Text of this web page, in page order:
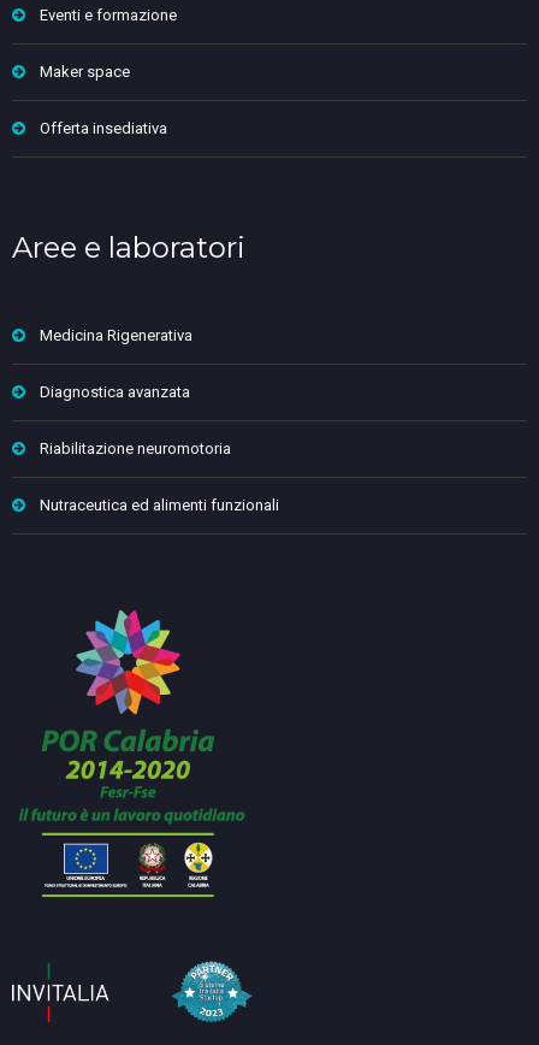
Eventi e formazione
Maker space
Offerta insediativa
Aree e laboratori
Medicina Rigenerativa
Diagnostica avanzata
Riabilitazione neuromotoria
Nutraceutica ed alimenti funzionali